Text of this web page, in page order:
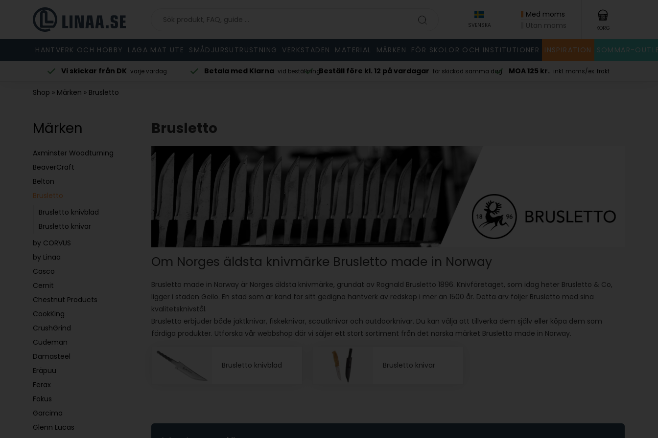
SVENSKA
Med moms
Utan moms
KORG
HANTVERK OCH HOBBY LAGA MAT UTE SMÅDJURSUTRUSTNING VERKSTADEN MATERIAL MÄRKEN FÖR SKOLOR OCH INSTITUTIONER INSPIRATION SOMMAR-
Betala med Klarna vid beställning Beställ före kl. 12 på vardagar för skickad samma dag MOA 125 kr. inkl. moms/ex. frakt
Shop » Märken » Brusletto
Märken
Axminster Woodturning
BeaverCraft
Belton
Brusletto
Brusletto knivblad
Brusletto knivar
by CORVUS
by Linaa
Casco
Cernit
Chestnut Products
CookKing
CrushGrind
Cudeman
Damasteel
Eräpuu
Ferax
Fokus
Garcima
Glenn Lucas
Brusletto
Om Norges äldsta knivmärke Brusletto made in Norway
Brusletto made in Norway är Norges äldsta knivmärke, grundat av Rognald Brusletto 1896. Knivföretaget, som idag heter Brusletto & Co,
ligger i staden Geilo. En stad som är känd för sitt gedigna hantverk av redskap i mer än 1500 år. Detta arv följer Brusletto med sina
kvalitetsknivstål.
Brusletto erbjuder både jaktknivar, fiskeknivar, scoutknivar och outdoorknivar. Du kan välja att tillverka dem själv eller köpa dem som
färdiga produkter. Utforska vår webbshop där vi säljer ett stort sortiment från det norska märket Brusletto made in Norway.
Brusletto knivblad Brusletto knivar